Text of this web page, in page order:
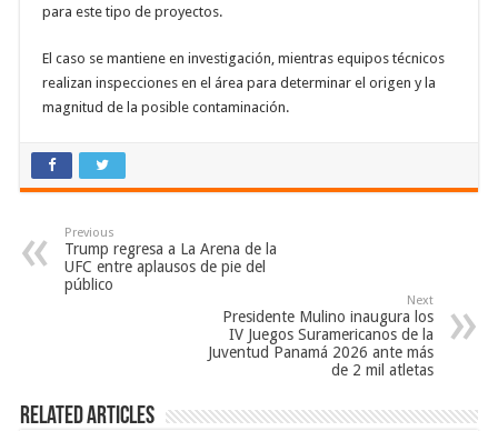
para este tipo de proyectos.
El caso se mantiene en investigación, mientras equipos técnicos
realizan inspecciones en el área para determinar el origen y la
magnitud de la posible contaminación.
Previous
Trump regresa a La Arena de la
UFC entre aplausos de pie del
público
Next
Presidente Mulino inaugura los
IV Juegos Suramericanos de la
Juventud Panamá 2026 ante más
de 2 mil atletas
Related Articles